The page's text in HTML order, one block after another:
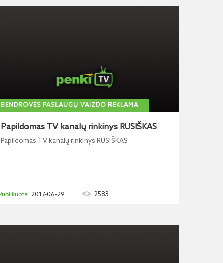
BENDROVĖS PASLAUGŲ VAIZDO REKLAMA
Papildomas TV kanalų rinkinys RUSIŠKAS
Papildomas TV kanalų rinkinys RUSIŠKAS
2017-06-29 2583